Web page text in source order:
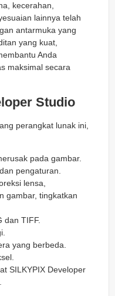
kecerahan,
lainnya telah
antarmuka yang
yang kuat,
Anda
maksimal secara
Studio
perangkat lunak ini,
pada gambar.
pengaturan.
lensa,
gambar, tingkatkan
dan TIFF.
yang berbeda.
SILKYPIX Developer